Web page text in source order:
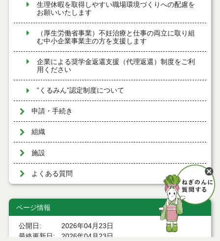
生理休暇を取得しやすい職場環境づくりへの配慮を
お願いいたします
（厚生労働省事業）不妊治療と仕事の両立に取り組
む中小企業事業主の方を支援します
企業による奨学金返還支援（代理返還）制度をご利
用ください
”くるみん”認定制度について
申請・手続き
組織
施設
よくある質問
ページ情報
公開日
2026年04月23日
最終更新日
2026年04月23日